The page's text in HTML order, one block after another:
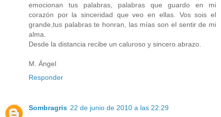
emocionan tus palabras, palabras que guardo en mi
corazón por la sinceridad que veo en ellas. Vos sois el
grande,tus palabras te honran, las mías son el sentir de mi
alma.
Desde la distancia recibe un caluroso y sincero abrazo.
M. Ángel
Responder
Sombragris 22 de junio de 2010 a las 22:29